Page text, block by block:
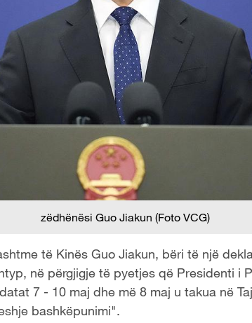
zëdhënësi Guo Jiakun (Foto VCG)
të Kinës Guo Jiakun, bëri të një
në përgjigje të pyetjes që Presidenti i
7 - 10 maj dhe më 8 maj u takua në
bashkëpunimi".